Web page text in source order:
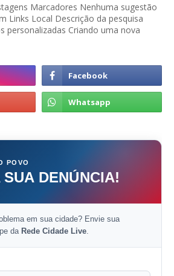
Marcadores Nenhuma sugestão
Links Local Descrição da pesquisa
personalizadas Criando uma nova
POVO
SUA DENÚNCIA!
em sua cidade? Envie sua
da Rede Cidade Live.